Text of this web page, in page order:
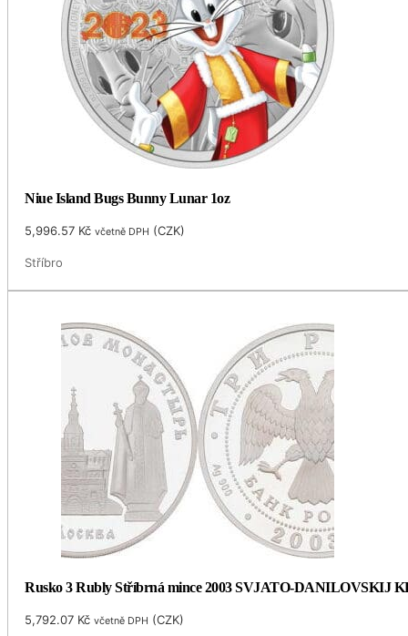
Niue Island Bugs Bunny Lunar 1oz
5,996.57 Kč včetně DPH (CZK)
Stříbro
Rusko 3 Rubly Stříbrná mince 2003 SVJATO-DANILOVSKIJ
5,792.07 Kč včetně DPH (CZK)